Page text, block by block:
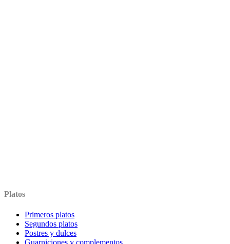
Platos
Primeros platos
Segundos platos
Postres y dulces
Guarniciones y complementos